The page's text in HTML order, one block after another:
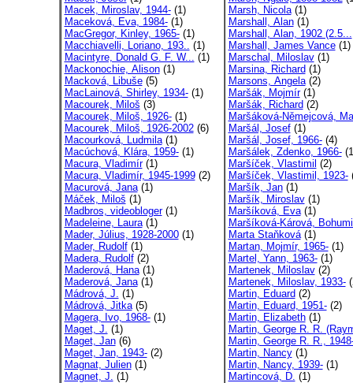
Macek, Miroslav, 1944-(1)
Maceková, Eva, 1984-(1)
MacGregor, Kinley, 1965-(1)
Macchiavelli, Loriano, 193.. (1)
Macintyre, Donald G. F. W... (1)
Mackonochie, Alison(1)
Macková, Libuše(5)
MacLainová, Shirley, 1934-(1)
Macourek, Miloš (3)
Macourek, Miloš, 1926-(1)
Macourek, Miloš, 1926-2002(6)
Macourková, Ludmila(1)
Macúchová, Klára, 1959-(1)
Macura, Vladimír(1)
Macura, Vladimír, 1945-1999(2)
Macurová, Jana(1)
Máček, Miloš (1)
Madbros, videobloger(1)
Madeleine, Laura(1)
Mader, Július, 1928-2000(1)
Mader, Rudolf(1)
Madera, Rudolf(2)
Maderová, Hana(1)
Maderová, Jana(1)
Mádrová, J. (1)
Mádrová, Jitka(5)
Magera, Ivo, 1968-(1)
Maget, J. (1)
Maget, Jan(6)
Maget, Jan, 1943-(2)
Magnat, Julien(1)
Magnet, J. (1)
Marsh, Nicola(1)
Marshall, Alan(1)
Marshall, Alan, 1902 (2.5...
Marshall, James Vance(1)
Marschal, Miloslav(1)
Marsina, Richard (1)
Marsons, Angela(2)
Maršák, Mojmír(1)
Maršák, Richard (2)
Maršáková-Němejcová,
Maršál, Josef(1)
Maršál, Josef, 1966-(4)
Maršálek, Zdenko, 1966-
Maršíček, Vlastimil (2)
Maršíček, Vlastimil, 1923-
Maršík, Jan(1)
Maršík, Miroslav(1)
Maršíková, Eva(1)
Maršíková-Kárová,
Marta Staňková(1)
Martan, Mojmír, 1965-(1)
Martel, Yann, 1963-(1)
Martenek, Miloslav(2)
Martenek, Miloslav, 1933-
Martin, Eduard (2)
Martin, Eduard, 1951-(2)
Martin, Elizabeth(1)
Martin, George R. R.
Martin, George R. R.,
Martin, Nancy(1)
Martin, Nancy, 1939-(1)
Martincová, D. (1)